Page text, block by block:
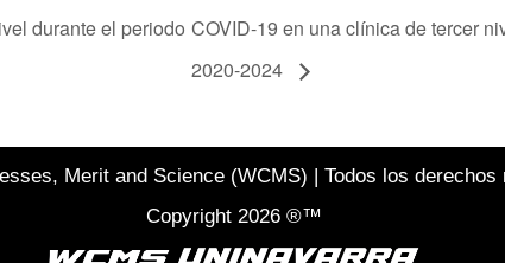
durante el periodo COVID-19 en una clínica de tercer
2020-2024
Merit and Science (WCMS) | Todos los derechos
Copyright 2026 ®™